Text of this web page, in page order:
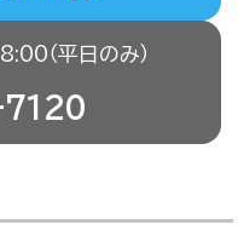
（平日のみ）